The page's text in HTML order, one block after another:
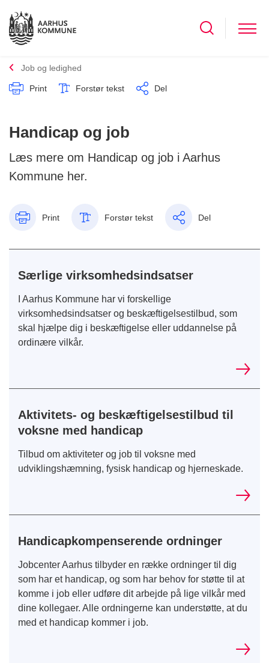
Job og ledighed
Print Forstør tekst Del
Handicap og job
Læs mere om Handicap og job i Aarhus
Kommune her.
Print Forstør tekst Del
Særlige virksomhedsindsatser
I Aarhus Kommune har vi forskellige
virksomhedsindsatser og beskæftigelsestilbud, som
skal hjælpe dig i beskæftigelse eller uddannelse på
ordinære vilkår.
Aktivitets- og beskæftigelsestilbud til
voksne med handicap
Tilbud om aktiviteter og job til voksne med
udviklingshæmning, fysisk handicap og hjerneskade.
Handicapkompenserende ordninger
Jobcenter Aarhus tilbyder en række ordninger til dig
som har et handicap, og som har behov for støtte til at
komme i job eller udføre dit arbejde på lige vilkår med
dine kollegaer. Alle ordningerne kan understøtte, at du
med et handicap kommer i job.